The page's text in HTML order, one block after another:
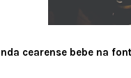
cearense bebe na